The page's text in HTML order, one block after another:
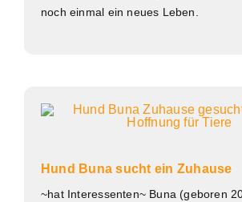
noch einmal ein neues Leben.
Hund Buna sucht ein Zuhause
~hat Interessenten~ Buna (geboren